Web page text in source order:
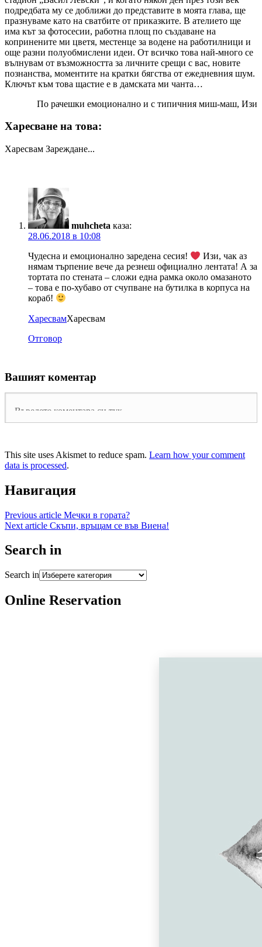
подредбата му се доближи до представите в моята глава, ще
празнуваме като на сватбите от приказките. В ателието ще
има кът за фотосесии, работна площ по създаване на
копринените ми цветя, местенце за водене на работилници и
още разни полуобмислени идеи. От всичко това най-много се
вълнувам от възможността за личните срещи с вас, новите
познанства, моментите на кратки бягства от ежедневния шум.
Ключът към това щастие е в дамската ми чанта…
По рачешки емоционално и с типичния миш-маш, Изи
Харесване на това:
Харесвам Зареждане...
muhcheta каза:
28.06.2018 в 10:08
Чудесна и емоционално заредена сесия!
Изи, чак аз
нямам търпение вече да резнеш официално лентата! А за
тортата по стената – сложи една рамка около омазаното
– това е по-хубаво от счупване на бутилка в корпуса на
кораб!
ХаресвамХаресвам
Отговор
Вашият коментар
This site uses Akismet to reduce spam. Learn how your comment
data is processed.
Навигация
Previous article Мечки в гората?
Next article Скъпи, връщам се във Виена!
Search in
Search in
Online Reservation